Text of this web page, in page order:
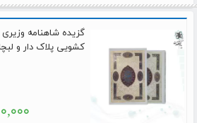
گزیده شاهنامه وزیری
کشویی پلاک دار و